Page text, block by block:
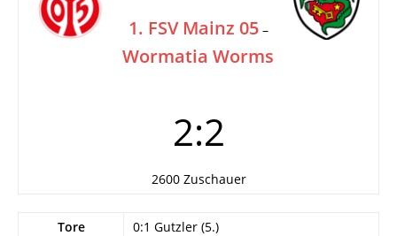
1. FSV Mainz 05 –
Wormatia Worms
2:2
2600 Zuschauer
Tore
0:1 Gutzler (5.)